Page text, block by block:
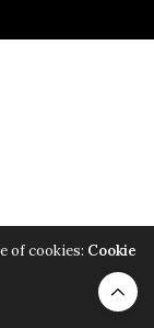
of cookies: Cookie